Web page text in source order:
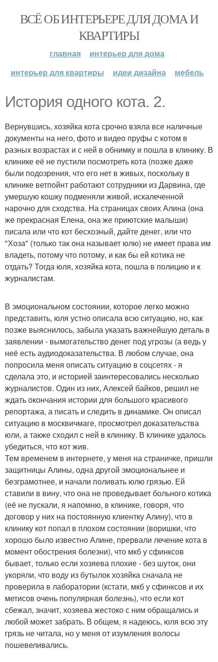
ВСЁ ОБ ИНТЕРЬЕРЕ ДЛЯ ДОМА И
КВАРТИРЫ
главная
интерьер для дома
интерьер для квартиры
идеи дизайна мебель
История одного кота. 2.
Вернувшись, хозяйка кота срочно взяла все наличные
документы на него, фото и видео пруфы с котом в
разных возрастах и с ней в обнимку и пошла в клинику. В
клинике её не пустили посмотреть кота (позже даже
были подозрения, что его нет в живых, поскольку в
клинике ветпойнт работают сотрудники из Дарвина, где
умершую кошку подменяли живой, искалеченной
нарочно для сходства. На страницах своих Алина (она
же прекрасная Елена, она же приютские малыши)
писала или что кот бесхозный, дайте денег, или что
"Хоза" (только так она называет юлю) не имеет права им
владеть, потому что потому, и как бы ей котика не
отдать? Тогда юля, хозяйка кота, пошла в полицию и к
журналистам.
В эмоциональном состоянии, которое легко можно
представить, юля устно описала всю ситуацию, но, как
позже выяснилось, забыла указать важнейшую деталь в
заявлении - вымогательство денег под угрозы (а ведь у
неё есть аудиодоказательства. В любом случае, она
попросила меня описать ситуацию в соцсетях - я
сделала это, и историей заинтересовались несколько
журналистов. Один из них, Алексей байков, решил не
ждать окончания истории для большого красивого
репортажа, а писать и следить в динамике. Он описал
ситуацию в москвичмаге, просмотрел доказательства
юли, а также сходил с ней в клинику. В клинике удалось
убедиться, что кот жив.
Тем временем в интернете, у меня на страничке, пришли
защитницы Алины, одна другой эмоциональнее и
безграмотнее, и начали поливать юлю грязью. Ей
ставили в вину, что она не проведывает больного котика
(её не пускали, я напомню, в клинике, говоря, что
договор у них на постоянную клиентку Алину), что в
клинику кот попал в плохом состоянии (воришки, что
хорошо было известно Алине, прервали лечение кота в
момент обострения болезни), что мкб у сфинксов
бывает, только если хозяева плохие - без шуток, они
укоряли, что воду из бутылок хозяйка сначала не
проверила в лаборатории (кстати, мкб у сфинксов и их
метисов очень популярная болезнь), что если кот
сбежал, значит, хозяева жестоко с ним обращались и
любой может забрать. В общем, я надеюсь, юля всю эту
грязь не читала, но у меня от изумления волосы
пошевеливались.